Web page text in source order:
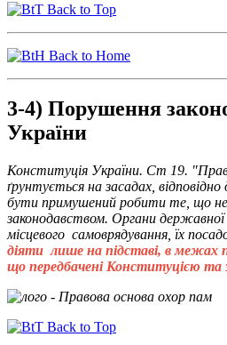
Back to Top
Back to Home
3-4) Порушення
України
Конституція України. Ст 19.
ґрунтується на засадах,
бути примушений робити те, що не
законодавством. Органи
місцевого самоврядування, їх
діяти лише на підставі, в межах
що передбачені Конституцією та
Back to Top